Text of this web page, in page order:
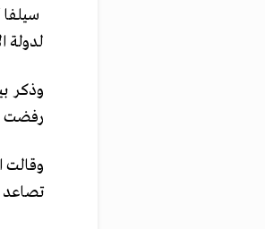
لدولة
وذكر
رفضت
تصاعد